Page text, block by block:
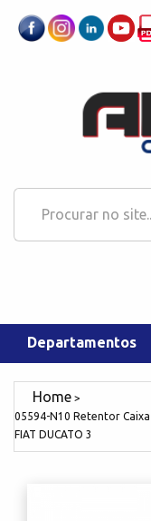
Departamentos
05594-N10 Retentor
FIAT DUCATO 3